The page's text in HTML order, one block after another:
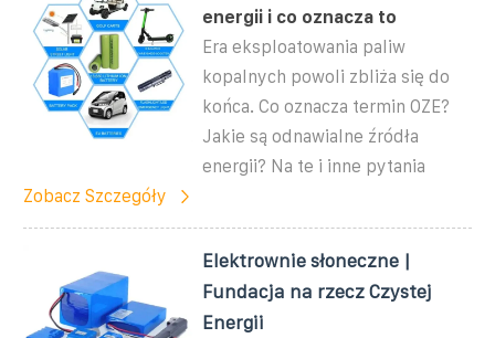
energii i co oznacza to
Era eksploatowania paliw
kopalnych powoli zbliża się do
końca. Co oznacza termin OZE?
Jakie są odnawialne źródła
energii? Na te i inne pytania
Zobacz Szczegóły
Elektrownie słoneczne |
Fundacja na rzecz Czystej
Energii